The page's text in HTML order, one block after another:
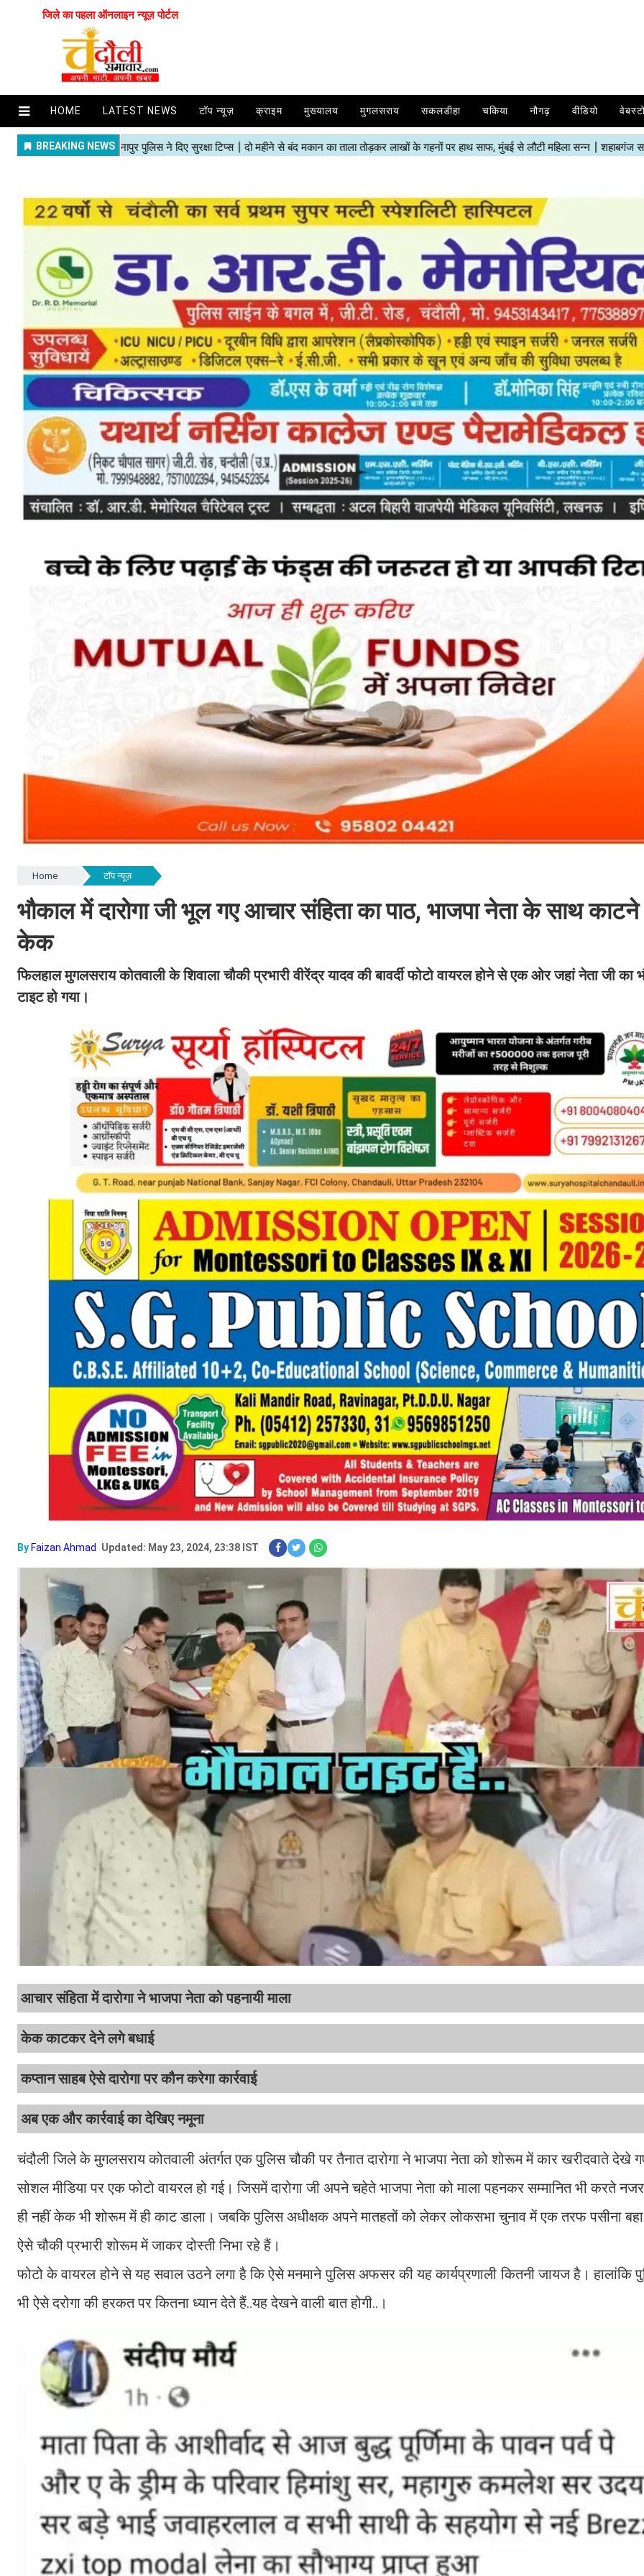
जिले का पहला ऑनलाइन न्यूज़ पोर्टल
HOME LATEST NEWS टॉप न्यूज़ क्राइम मुख्यालय मुगलसराय सकलडीहा चकिया नौगढ़ वीडियो
Home टॉप न्यूज़
भौकाल में दारोगा जी भूल गए आचार संहिता का पाठ, भाजपा नेता के साथ
केक
फिलहाल मुगलसराय कोतवाली के शिवाला चौकी प्रभारी वीरेंद्र यादव की बावर्दी फोटो वायरल होने से एक ओर जहां नेता जी
टाइट हो गया।
ByFaizan Ahmad Updated: May 23, 2024, 23:38 IST
आचार संहिता में दारोगा ने भाजपा नेता को पहनायी माला
केक काटकर देने लगे बधाई
कप्तान साहब ऐसे दारोगा पर कौन करेगा कार्रवाई
अब एक और कार्रवाई का देखिए नमूना
चंदौली जिले के मुगलसराय कोतवाली अंतर्गत एक पुलिस चौकी पर तैनात दारोगा ने भाजपा नेता को शोरूम में कार खरीदवाते देखे
सोशल मीडिया पर एक फोटो वायरल हो गई। जिसमें दारोगा जी अपने चहेते भाजपा नेता को माला पहनकर सम्मानित भी करते
ही नहीं केक भी शोरूम में ही काट डाला। जबकि पुलिस अधीक्षक अपने मातहतों को लेकर लोकसभा चुनाव में एक तरफ पसीना बहा
ऐसे चौकी प्रभारी शोरूम में जाकर दोस्ती निभा रहे हैं।
फोटो के वायरल होने से यह सवाल उठने लगा है कि ऐसे मनमाने पुलिस अफसर की यह कार्यप्रणाली कितनी जायज है। हालांकि
भी ऐसे दरोगा की हरकत पर कितना ध्यान देते हैं..यह देखने वाली बात होगी..।